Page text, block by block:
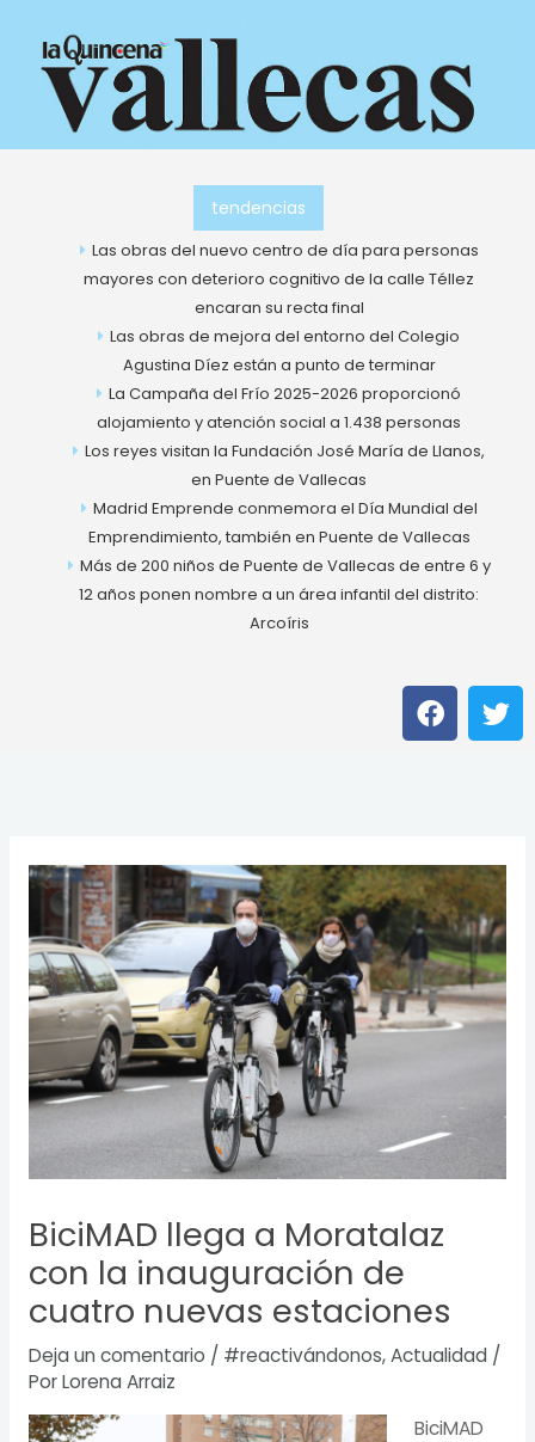
contenido
tendencias
Las obras del nuevo centro de día para personas
mayores con deterioro cognitivo de la calle Téllez
encaran su recta final
Las obras de mejora del entorno del Colegio
Agustina Díez están a punto de terminar
La Campaña del Frío 2025-2026 proporcionó
alojamiento y atención social a 1.438 personas
Los reyes visitan la Fundación José María de Llanos,
en Puente de Vallecas
Madrid Emprende conmemora el Día Mundial del
Emprendimiento, también en Puente de Vallecas
Más de 200 niños de Puente de Vallecas de entre 6 y
12 años ponen nombre a un área infantil del distrito:
Arcoíris
F
a
c
o
k
T
w
i
r
BiciMAD llega a Moratalaz
con la inauguración de
cuatro nuevas estaciones
Deja un comentario / #reactivándonos,Actualidad /
PorLorena Arraiz
BiciMAD